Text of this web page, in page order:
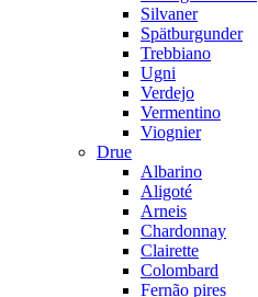
Silvaner
Spätburgunder
Trebbiano
Ugni
Verdejo
Vermentino
Viognier
Drue
Albarino
Aligoté
Arneis
Chardonnay
Clairette
Colombard
Fernão pires